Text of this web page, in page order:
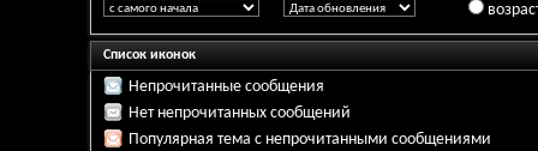
Список иконок
Непрочитанные сообщения
Нет непрочитанных сообщений
Популярная тема с непрочитанными сообщениями